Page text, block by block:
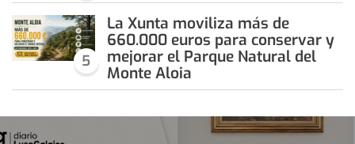
5
La Xunta moviliza más de
660.000 euros para conservar y
mejorar el Parque Natural del
Monte Aloia